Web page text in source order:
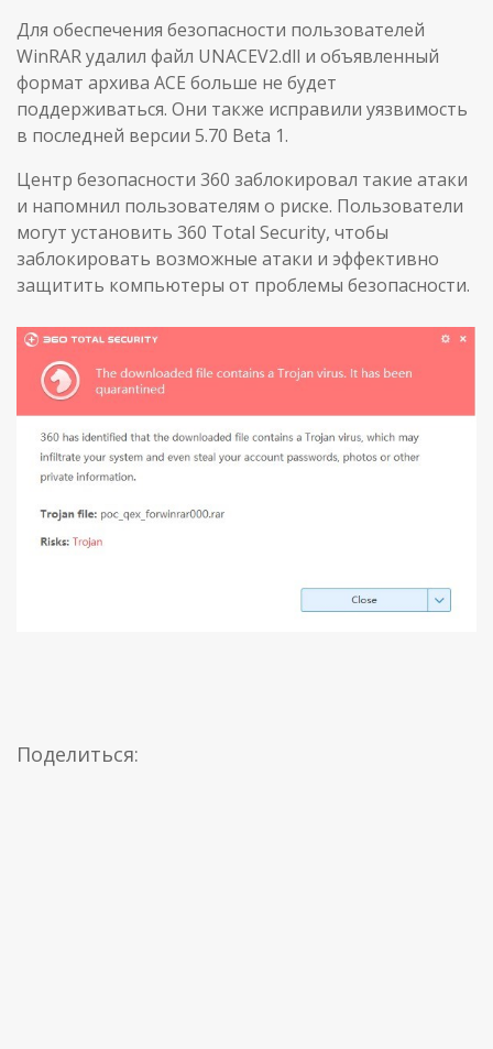
Для обеспечения безопасности пользователей
WinRAR удалил файл UNACEV2.dll и объявленный
формат архива ACE больше не будет
поддерживаться. Они также исправили уязвимость
в последней версии 5.70 Beta 1.
Центр безопасности 360 заблокировал такие атаки
и напомнил пользователям о риске. Пользователи
могут установить 360 Total Security, чтобы
заблокировать возможные атаки и эффективно
защитить компьютеры от проблемы безопасности.
Поделиться: